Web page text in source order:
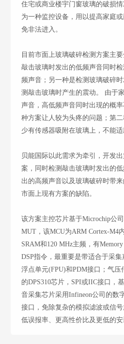
住宅或商业楼宇门窗玻璃的破损
为一种监控设备，用以提高家庭
免非法进入。
目前市面上玻璃破碎检测方案主
敲击玻璃时发出的低频声音同时
频声音；另一种是检测玻璃破碎
测敲击玻璃时产生的震动。 由于
声音，高低频声音同时出现的概
种方案让人较为头疼的问题；第
少有传感器吸附在玻璃上，不能适
贝能国际以此需求为牵引，开发
案，同时检测敲击玻璃时发出的
出的高频声音以及玻璃破碎时带
市面上现有方案的缺陷。
该方案主控芯片基于Microchip公
MUT，该MCU为ARM Cortex-M4
SRAM和120 MHz主频，有
DSP指令，最重要是带适合于采
浮点单元(FPU)和PDM接口；气压
的DPS310芯片，SPI或IIC接口，
音采集芯片采用Infineon公司的数
接口，免除复杂的模拟滤波或信
低误报率、更高性价比及更低的安